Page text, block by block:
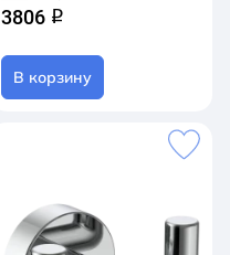
3806 q
В корзину